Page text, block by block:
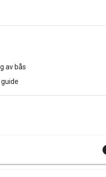
av bås